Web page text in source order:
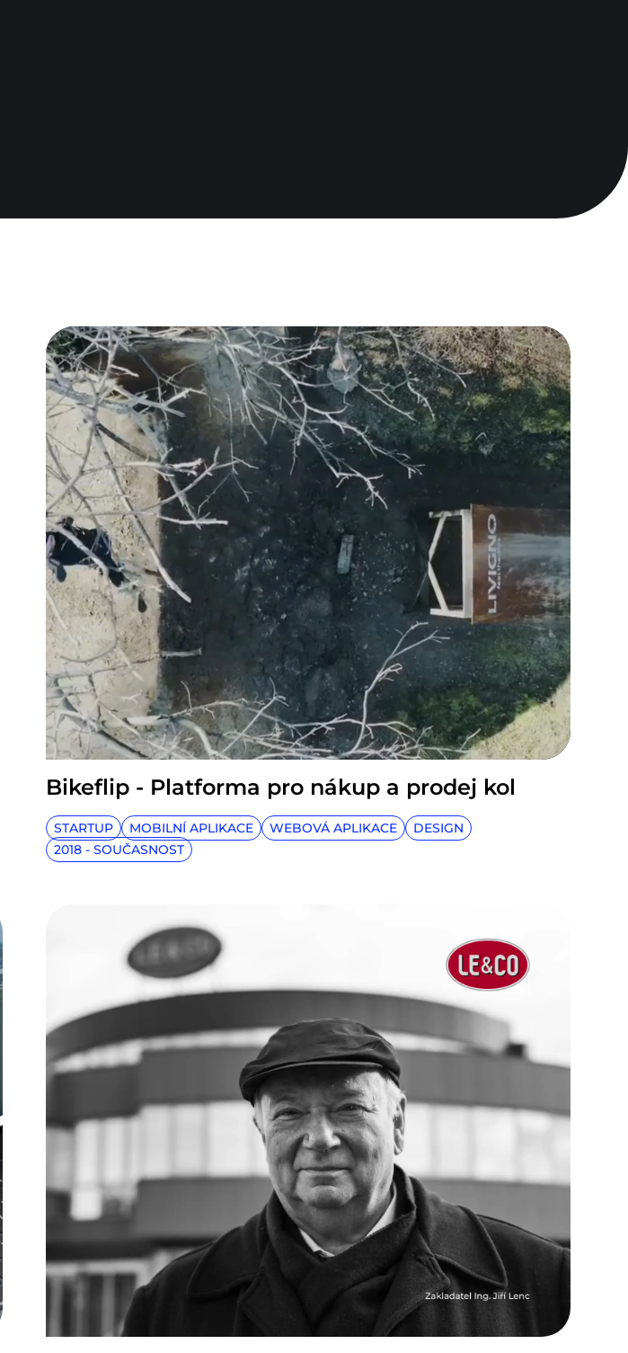
Bikeflip - Platforma pro nákup a prodej kol
STARTUP MOBILNÍ APLIKACE WEBOVÁ APLIKACE
DESIGN
2018 - SOUČASNOST